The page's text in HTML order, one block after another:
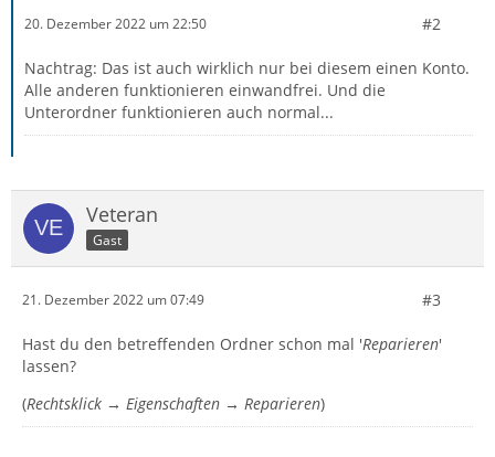
20. Dezember 2022 um 22:50 #2
Nachtrag: Das ist auch wirklich nur bei diesem einen Konto.
Alle anderen funktionieren einwandfrei. Und die
Unterordner funktionieren auch normal...
Veteran
Gast
21. Dezember 2022 um 07:49 #3
Hast du den betreffenden Ordner schon mal 'Reparieren'
lassen?
(Rechtsklick → Eigenschaften → Reparieren)